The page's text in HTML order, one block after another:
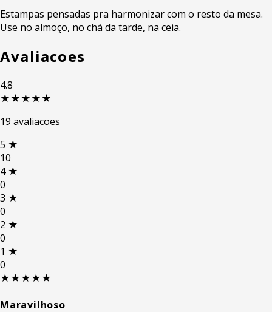
Estampas pensadas pra harmonizar com o resto da mesa.
Use no almoço, no chá da tarde, na ceia.
Avaliacoes
4.8
★★★★★
19 avaliacoes
5 ★
10
4 ★
0
3 ★
0
2 ★
0
1 ★
0
★★★★★
Maravilhoso